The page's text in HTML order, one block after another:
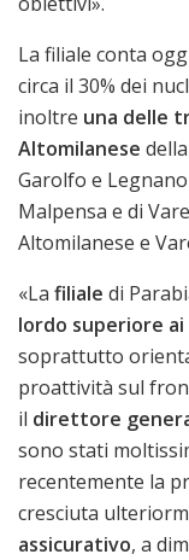
La filiale conta
circa il 30% dei
inoltre una delle
Altomilanese
Garolfo e
Malpensa e di
Altomilanese e
«La filiale di
lordo superiore ai
soprattutto
proattività sul
il direttore
sono stati
recentemente la
cresciuta
assicurativo, a